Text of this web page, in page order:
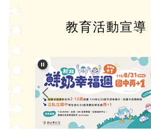
教育活動宣導